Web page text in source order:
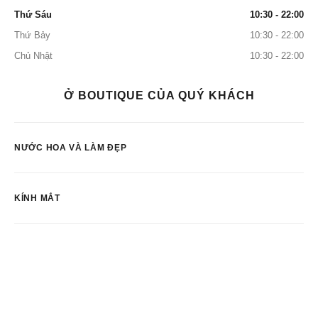
Thứ Sáu
10:30 - 22:00
Thứ Bảy
10:30 - 22:00
Chủ Nhật
10:30 - 22:00
Ở BOUTIQUE CỦA QUÝ KHÁCH
NƯỚC HOA VÀ LÀM ĐẸP
KÍNH MẮT